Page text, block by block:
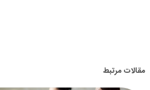
مقالات مرتبط